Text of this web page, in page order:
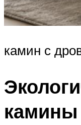
камин с
камины